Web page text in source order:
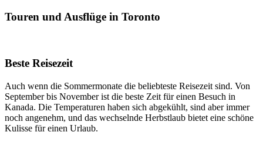
Touren und Ausflüge in Toronto
Beste Reisezeit
Auch wenn die Sommermonate die beliebteste Reisezeit sind. Von
September bis November ist die beste Zeit für einen Besuch in
Kanada. Die Temperaturen haben sich abgekühlt, sind aber immer
noch angenehm, und das wechselnde Herbstlaub bietet eine schöne
Kulisse für einen Urlaub.